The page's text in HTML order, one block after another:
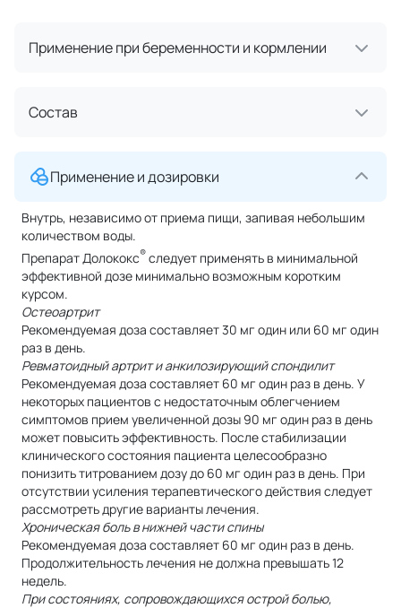
Применение при беременности и кормлении
Состав
Применение и дозировки
Внутрь, независимо от приема пищи, запивая небольшим
количеством воды.
Препарат Долококс® следует применять в минимальной
эффективной дозе минимально возможным коротким
курсом.
Остеоартрит
Рекомендуемая доза составляет 30 мг один или 60 мг один
раз в день.
Ревматоидный артрит и анкилозирующий спондилит
Рекомендуемая доза составляет 60 мг один раз в день. У
некоторых пациентов с недостаточным облегчением
симптомов прием увеличенной дозы 90 мг один раз в день
может повысить эффективность. После стабилизации
клинического состояния пациента целесообразно
понизить титрованием дозу до 60 мг один раз в день. При
отсутствии усиления терапевтического действия следует
рассмотреть другие варианты лечения.
Хроническая боль в нижней части спины
Рекомендуемая доза составляет 60 мг один раз в день.
Продолжительность лечения не должна превышать 12
недель.
При состояниях, сопровождающихся острой болью,